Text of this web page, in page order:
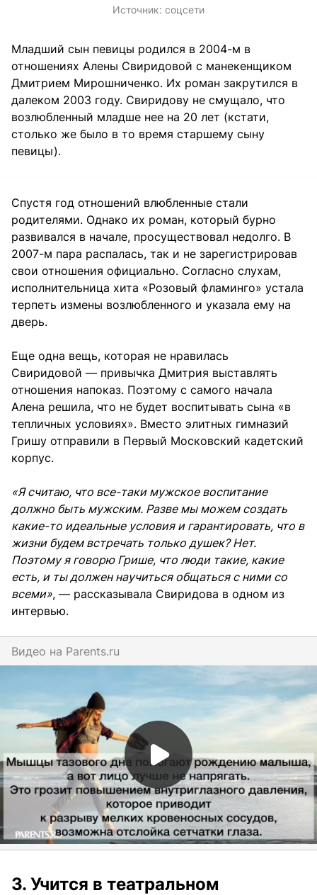
Источник: соцсети
Младший сын певицы родился в 2004-м в
отношениях Алены Свиридовой с манекенщиком
Дмитрием Мирошниченко. Их роман закрутился в
далеком 2003 году. Свиридову не смущало, что
возлюбленный младше нее на 20 лет (кстати,
столько же было в то время старшему сыну
певицы).
Спустя год отношений влюбленные стали
родителями. Однако их роман, который бурно
развивался в начале, просуществовал недолго. В
2007-м пара распалась, так и не зарегистрировав
свои отношения официально. Согласно слухам,
исполнительница хита «Розовый фламинго» устала
терпеть измены возлюбленного и указала ему на
дверь.
Еще одна вещь, которая не нравилась
Свиридовой — привычка Дмитрия выставлять
отношения напоказ. Поэтому с самого начала
Алена решила, что не будет воспитывать сына «в
тепличных условиях». Вместо элитных гимназий
Гришу отправили в Первый Московский кадетский
корпус.
«Я считаю, что все-таки мужское воспитание
должно быть мужским. Разве мы можем создать
какие-то идеальные условия и гарантировать, что в
жизни будем встречать только душек? Нет.
Поэтому я говорю Грише, что люди такие, какие
есть, и ты должен научиться общаться с ними со
всеми», — рассказывала Свиридова в одном из
интервью.
Видео на parents.ru
3. Учится в театральном